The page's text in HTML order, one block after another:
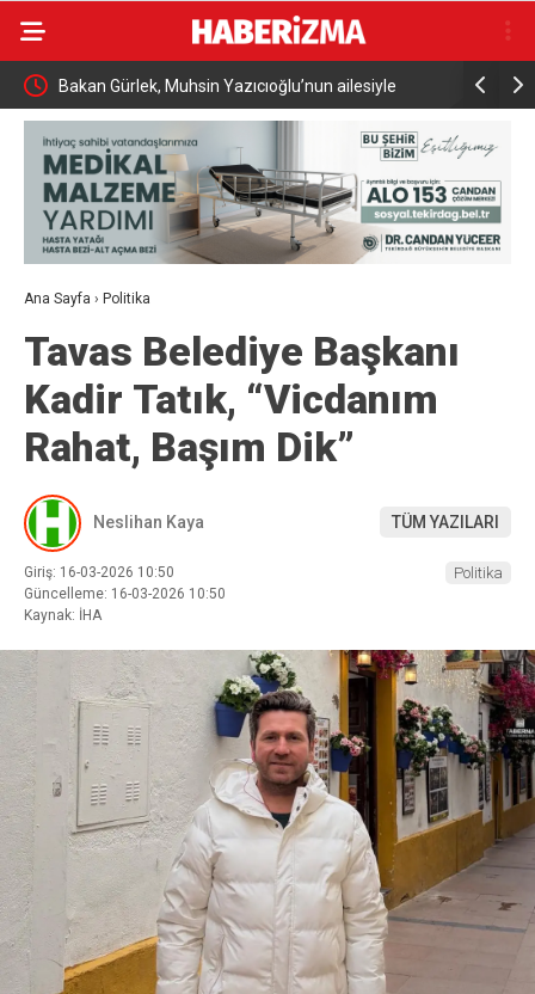
Bakan Gürlek, Muhsin Yazıcıoğlu’nun ailesiyle
görüştü
AK Parti
Ana Sayfa › Politika
Tavas Belediye Başkanı
Kadir Tatık, “Vicdanım
Rahat, Başım Dik”
Neslihan Kaya TÜM YAZILARI
Giriş: 16-03-2026 10:50
Güncelleme: 16-03-2026 10:50
Kaynak: İHA
Politika